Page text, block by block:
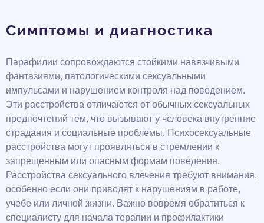
Симптомы и диагностика
Парафилии сопровождаются стойкими навязчивыми
фантазиями, патологическими сексуальными
импульсами и нарушением контроля над поведением.
Эти расстройства отличаются от обычных сексуальных
предпочтений тем, что вызывают у человека внутренние
страдания и социальные проблемы. Психосексуальные
расстройства могут проявляться в стремлении к
запрещенным или опасным формам поведения.
Расстройства сексуального влечения требуют внимания,
особенно если они приводят к нарушениям в работе,
учебе или личной жизни. Важно вовремя обратиться к
специалисту для начала терапии и профилактики